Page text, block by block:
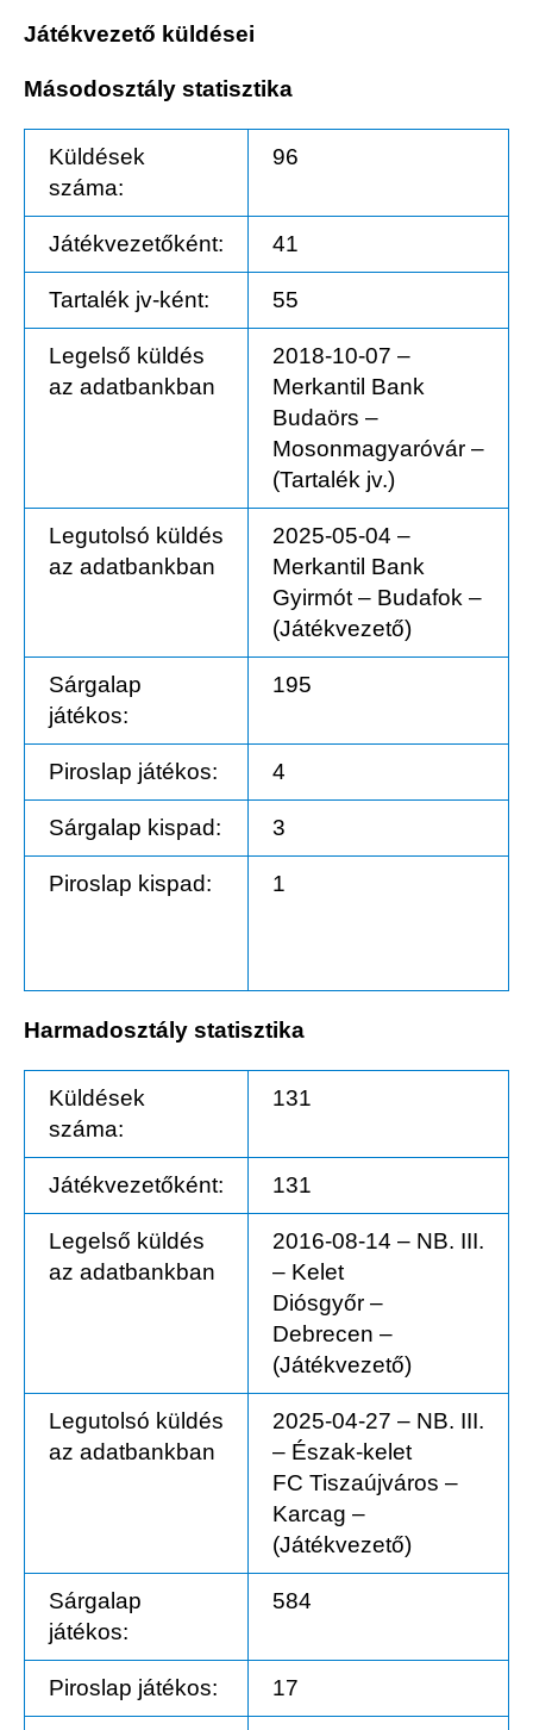
Játékvezető küldései
Másodosztály statisztika
Küldések
száma:
96
Játékvezetőként: 41
Tartalék jv-ként: 55
Legelső küldés
az adatbankban
2018-10-07 –
Merkantil Bank
Budaörs –
Mosonmagyaróvár –
(Tartalék jv.)
Legutolsó küldés
az adatbankban
2025-05-04 –
Merkantil Bank
Gyirmót – Budafok –
(Játékvezető)
Sárgalap
játékos:
195
Piroslap játékos: 4
Sárgalap kispad: 3
Piroslap kispad: 1
Harmadosztály statisztika
Küldések
száma:
131
Játékvezetőként: 131
Legelső küldés
az adatbankban
2016-08-14 – NB. III.
– Kelet
Diósgyőr –
Debrecen –
(Játékvezető)
Legutolsó küldés
az adatbankban
2025-04-27 – NB. III.
– Észak-kelet
FC Tiszaújváros –
Karcag –
(Játékvezető)
Sárgalap
játékos:
584
Piroslap játékos: 17